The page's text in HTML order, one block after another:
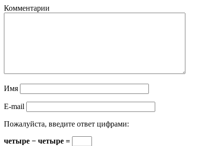
Комментарии
Имя
E-mail
Пожалуйста, введите ответ цифрами:
четыре − четыре =